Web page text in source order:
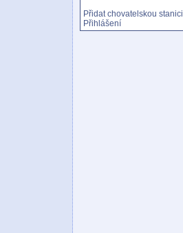
Přidat chovatelskou stanici
Přihlášení